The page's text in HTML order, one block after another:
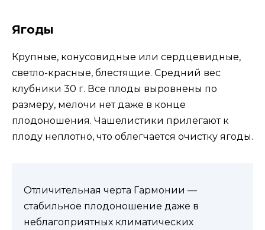
Ягоды
Крупные, конусовидные или сердцевидные,
светло-красные, блестящие. Средний вес
клубники 30 г. Все плоды выровнены по
размеру, мелочи нет даже в конце
плодоношения. Чашелистики прилегают к
плоду неплотно, что облегчается очистку ягоды.
Отличительная черта Гармонии —
стабильное плодоношение даже в
неблагоприятных климатических